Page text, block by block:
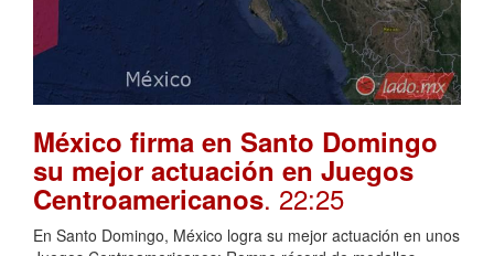
México firma en Santo Domingo
su mejor actuación en Juegos
Centroamericanos. 22:25
En Santo Domingo, México logra su mejor actuación en unos